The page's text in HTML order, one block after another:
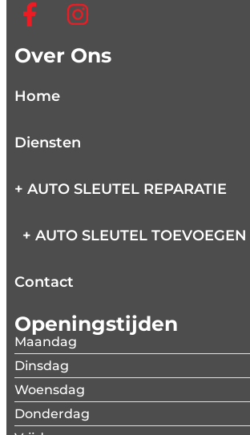
Over Ons
Home
Diensten
+ AUTO SLEUTEL REPARATIE
+ AUTO SLEUTEL TOEVOEGEN
Contact
Openingstijden
Maandag
Dinsdag
Woensdag
Donderdag